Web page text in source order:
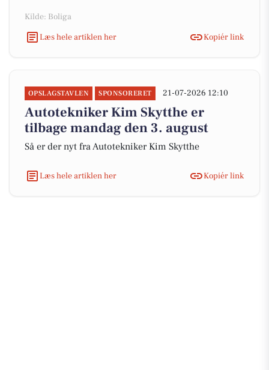
Kilde: Boliga
Læs hele artiklen her
Kopiér link
OPSLAGSTAVLEN SPONSORERET 21-07-2026 12:10
Autotekniker Kim Skytthe er
tilbage mandag den 3. august
Så er der nyt fra Autotekniker Kim Skytthe
Læs hele artiklen her Kopiér link